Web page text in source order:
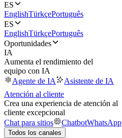
ES
EnglishTürkçePortuguês
ES
EnglishTürkçePortuguês
Oportunidades
IA
Aumenta el rendimiento del
equipo con IA
Agente de IA
Asistente de IA
Atención al cliente
Crea una experiencia de atención al
cliente excepcional
Chat para sitios
ChatbotWhatsApp
Todos los canales